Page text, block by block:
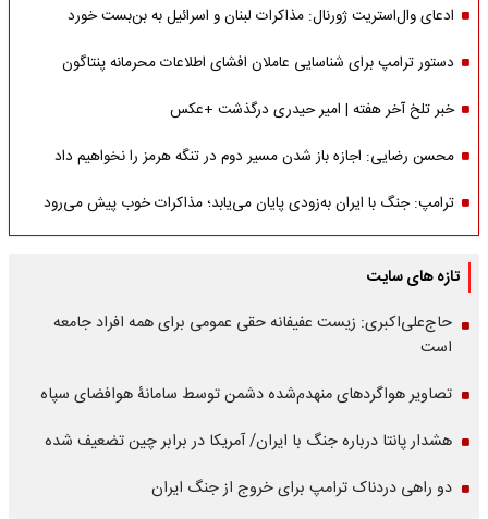
ادعای وال‌استریت ژورنال: مذاکرات لبنان و اسرائیل به بن‌بست خورد
دستور ترامپ برای شناسایی عاملان افشای اطلاعات محرمانه پنتاگون
خبر تلخ آخر هفته | امیر حیدری درگذشت +عکس
محسن رضایی: اجازه باز شدن مسیر دوم در تنگه هرمز را نخواهیم داد
ترامپ: جنگ با ایران به‌زودی پایان می‌یابد؛ مذاکرات خوب پیش می‌رود
تازه های سایت
حاج‌علی‌اکبری: زیست عفیفانه حقی عمومی برای همه افراد جامعه
است
تصاویر هواگردهای منهدم‌شده دشمن توسط سامانۀ هوافضای سپاه
هشدار پانتا درباره جنگ با ایران/ آمریکا در برابر چین تضعیف شده
دو راهی دردناک ترامپ برای خروج از جنگ ایران